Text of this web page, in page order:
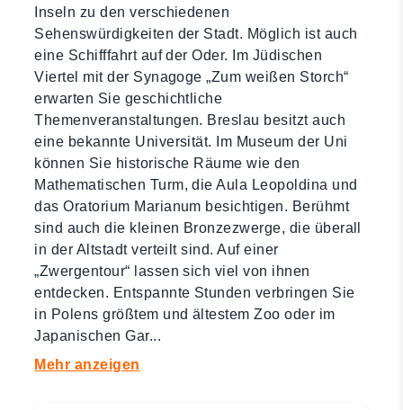
Inseln zu den verschiedenen
Sehenswürdigkeiten der Stadt. Möglich ist auch
eine Schifffahrt auf der Oder. Im Jüdischen
Viertel mit der Synagoge „Zum weißen Storch“
erwarten Sie geschichtliche
Themenveranstaltungen. Breslau besitzt auch
eine bekannte Universität. Im Museum der Uni
können Sie historische Räume wie den
Mathematischen Turm, die Aula Leopoldina und
das Oratorium Marianum besichtigen. Berühmt
sind auch die kleinen Bronzezwerge, die überall
in der Altstadt verteilt sind. Auf einer
„Zwergentour“ lassen sich viel von ihnen
entdecken. Entspannte Stunden verbringen Sie
in Polens größtem und ältestem Zoo oder im
Japanischen Gar...
Mehr anzeigen